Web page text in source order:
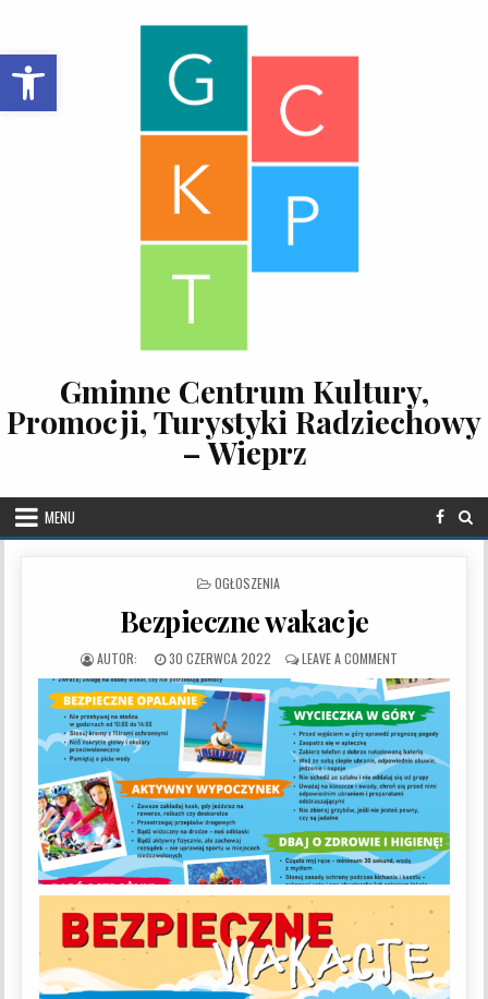
Open toolbar
Gminne Centrum Kultury,
Promocji, Turystyki Radziechowy
– Wieprz
MENU
POSTED IN
OGŁOSZENIA
Bezpieczne wakacje
PUBLISHED DATE:
30 CZERWCA 2022 LEAVE A COMMENTON BEZPIECZNE